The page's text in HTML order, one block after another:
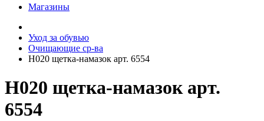
Магазины
Уход за обувью
Очищающие ср-ва
H020 щетка-намазок арт. 6554
H020 щетка-намазок арт.
6554